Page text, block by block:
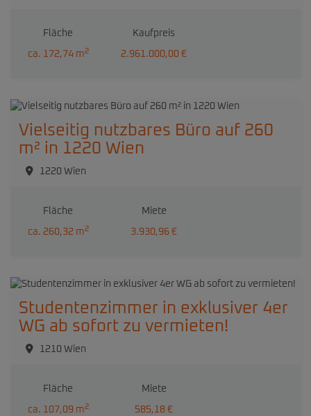
Fläche
ca. 172,74 m2
Kaufpreis
2.961.000,00 €
Vielseitig nutzbares Büro auf 260
m² in 1220 Wien
1220 Wien
Fläche
ca. 260,32 m2
Miete
3.930,96 €
Studentenzimmer in exklusiver 4er
WG ab sofort zu vermieten!
1210 Wien
Fläche
ca. 107,09 m2
Miete
585,18 €